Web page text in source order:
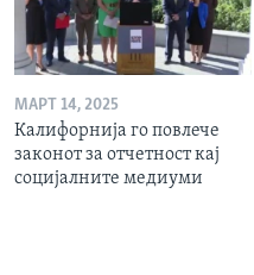
МАРТ 14, 2025
Калифорнија го повлече
законот за отчетност кај
социјалните медиуми